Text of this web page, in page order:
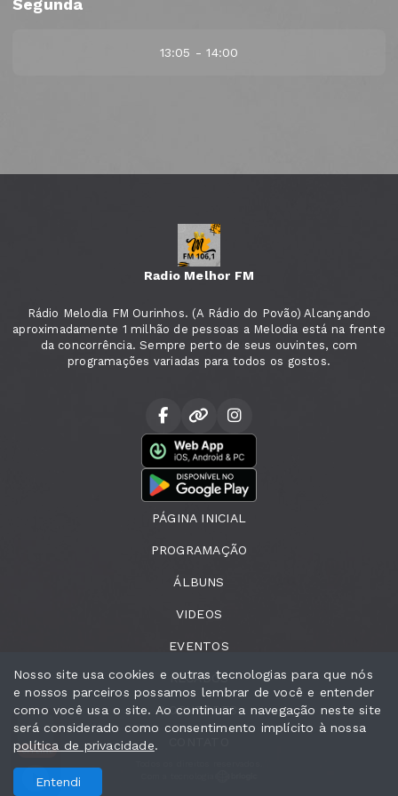
OFFLINE
Segunda
13:05 - 14:00
Radio Melhor FM
Rádio Melodia FM Ourinhos. (A Rádio do Povão) Alcançando
aproximadamente 1 milhão de pessoas a Melodia está na frente
da concorrência. Sempre perto de seus ouvintes, com
programações variadas para todos os gostos.
PÁGINA INICIAL
PROGRAMAÇÃO
ÁLBUNS
VIDEOS
EVENTOS
RECADOS
LOCUTORES
Nosso site usa cookies e outras tecnologias para que nós
e nossos parceiros possamos lembrar de você e entender
como você usa o site. Ao continuar a navegação neste site
será considerado como consentimento implícito à nossa
política de privacidade.
Entendi